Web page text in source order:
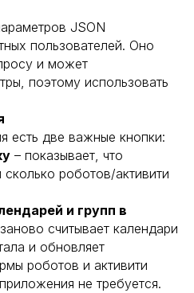
JSON
пользователей. Оно
и может
поэтому использовать
есть две важные кнопки:
– показывает, что
роботов/активити
и групп в
считывает календари
и обновляет
роботов и активити
не требуется.